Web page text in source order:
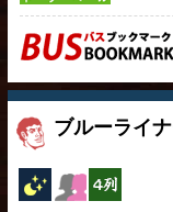
ブルーライ
夜行バス女性安心